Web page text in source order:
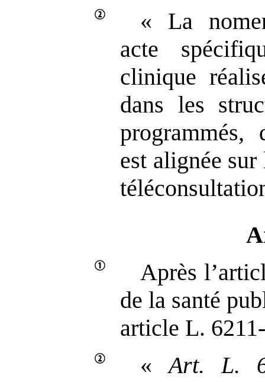
« La
acte
clinique
dans les
est alignée sur
Après
de la santé
article L.
«Art. L.